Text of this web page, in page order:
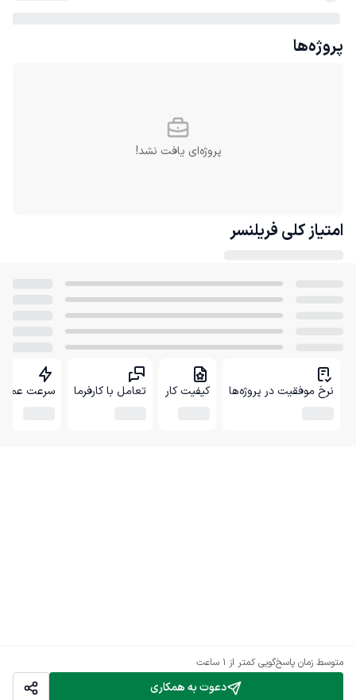
دعوت به همکاری
متوسط زمان پاسخ‌گویی کمتر از 1 ساعت
پروژه‌ها
پروژه‌ای یافت نشد!
امتیاز کلی فریلنسر
نرخ موفقیت در پروژه‌ها کیفیت کار تعامل با کارفرما سرعت عمل